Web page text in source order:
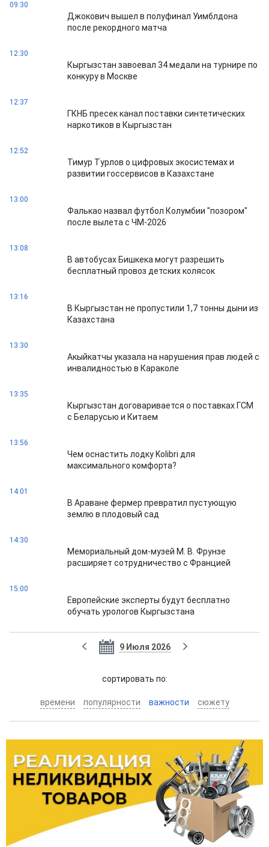
09:30
Джокович вышел в полуфинал Уимблдона
после рекордного матча
12:30
Кыргызстан завоевал 34 медали на турнире по
конкуру в Москве
12:37
ГКНБ пресек канал поставки синтетических
наркотиков в Кыргызстан
12:52
Тимур Турлов о цифровых экосистемах и
развитии госсервисов в Казахстане
13:00
Фалькао назвал футбол Колумбии "позором"
после вылета с ЧМ-2026
13:08
В автобусах Бишкека могут разрешить
бесплатный провоз детских колясок
13:16
В Кыргызстан не пропустили 1,7 тонны дыни из
Казахстана
13:30
Акыйкатчы указала на нарушения прав людей с
инвалидностью в Караколе
13:35
Кыргызстан договаривается о поставках ГСМ
с Беларусью и Китаем
13:56
Чем оснастить лодку Kolibri для
максимального комфорта?
14:01
В Араване фермер превратил пустующую
землю в плодовый сад
14:30
Мемориальный дом-музей М. В. Фрунзе
расширяет сотрудничество с Францией
15:00
Европейские эксперты будут бесплатно
обучать урологов Кыргызстана
9 Июля 2026
cортировать по:
времени популярности важности сюжету